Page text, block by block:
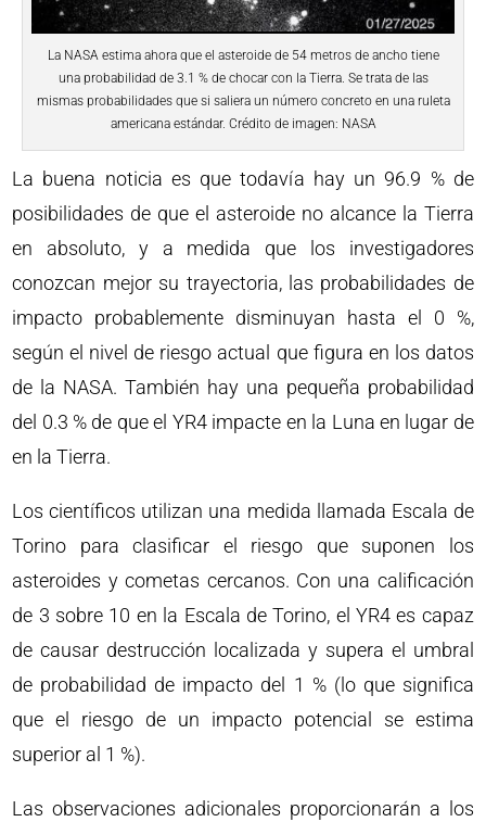
La NASA estima ahora que el asteroide de 54 metros de ancho tiene
una probabilidad de 3.1 % de chocar con la Tierra. Se trata de las
mismas probabilidades que si saliera un número concreto en una ruleta
americana estándar. Crédito de imagen: NASA
La buena noticia es que todavía hay un 96.9 % de
posibilidades de que el asteroide no alcance la Tierra
en absoluto, y a medida que los investigadores
conozcan mejor su trayectoria, las probabilidades de
impacto probablemente disminuyan hasta el 0 %,
según el nivel de riesgo actual que figura en los datos
de la NASA. También hay una pequeña probabilidad
del 0.3 % de que el YR4 impacte en la Luna en lugar de
en la Tierra.
Los científicos utilizan una medida llamada Escala de
Torino para clasificar el riesgo que suponen los
asteroides y cometas cercanos. Con una calificación
de 3 sobre 10 en la Escala de Torino, el YR4 es capaz
de causar destrucción localizada y supera el umbral
de probabilidad de impacto del 1 % (lo que significa
que el riesgo de un impacto potencial se estima
superior al 1 %).
Las observaciones adicionales proporcionarán a los